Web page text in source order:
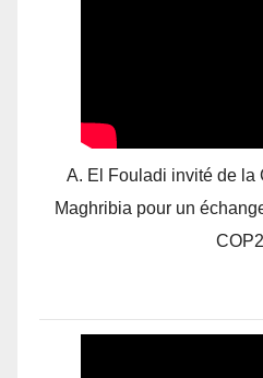
A. El Fouladi invité de la
Maghribia pour un